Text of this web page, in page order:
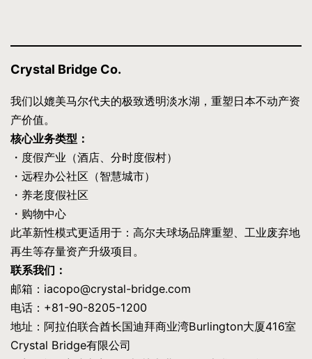
Crystal Bridge Co.
我们以媲美马尔代夫的极致透明淡水湖，重塑日本不动产资
产价值。
核心业务类型：
・度假产业（酒店、分时度假村）
・远程办公社区（智慧城市）
・养老度假社区
・购物中心
此革新性模式更适用于：高尔夫球场品牌重塑、工业废弃地
再生等存量资产升级项目。
联系我们：
邮箱：iacopo@crystal-bridge.com
电话：+81-90-8205-1200
地址：阿拉伯联合酋长国迪拜商业湾Burlington大厦416室
Crystal Bridge有限公司